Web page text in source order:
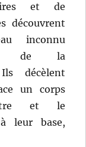
et de
découvrent
inconnu
de la
décèlent
un corps
et le
leur base,